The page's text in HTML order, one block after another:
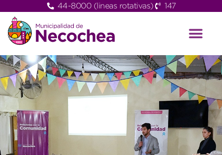
44-8000 (lineas rotativas) 147